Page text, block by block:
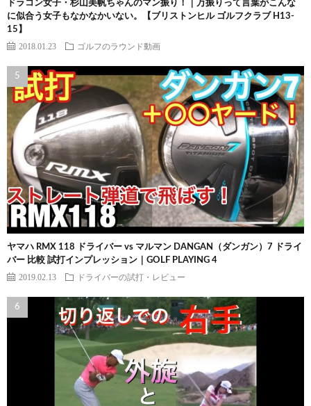
ドラコン女子・杉山美帆ちゃんのマン振り！｜万振りって言葉がこんな
に似合う女子もなかなかいない。【ブリストンヒル ゴルフクラブ H13-
15】
2018.01.23 ゴルフのラウンド動画
ヤマハ RMX 118 ドライバー vs マルマン DANGAN（ダンガン）7 ドライ
バー 比較 試打インプレッション｜GOLF PLAYING 4
2019.02.13 ドライバーの試打・レビュー